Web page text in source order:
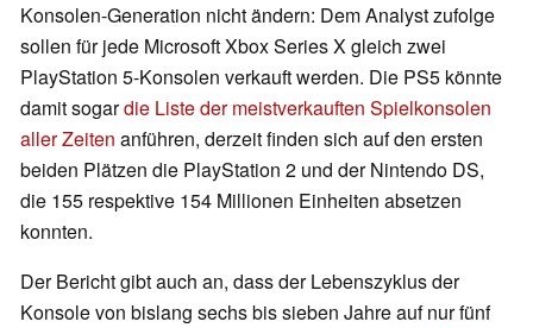
Konsolen-Generation nicht ändern: Dem Analyst zufolge
sollen für jede Microsoft Xbox Series X gleich zwei
PlayStation 5-Konsolen verkauft werden. Die PS5 könnte
damit sogardie Liste der meistverkauften Spielkonsolen
aller Zeiten anführen, derzeit finden sich auf den ersten
beiden Plätzen die PlayStation 2 und der Nintendo DS,
die 155 respektive 154 Millionen Einheiten absetzen
konnten.
Der Bericht gibt auch an, dass der Lebenszyklus der
Konsole von bislang sechs bis sieben Jahre auf nur fünf